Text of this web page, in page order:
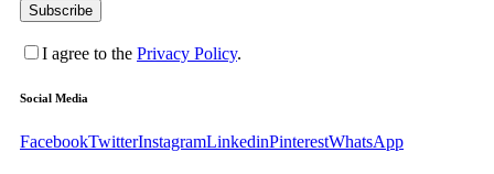
Subscribe
I agree to the Privacy Policy.
Social Media
FacebookTwitterInstagramLinkedinPinterestWhatsApp